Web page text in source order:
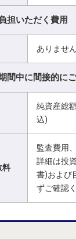
担いただく費用
ありません
間中に間接的に
純資産総
込)
料
監査費用
詳細は投
書)および
ずご確認